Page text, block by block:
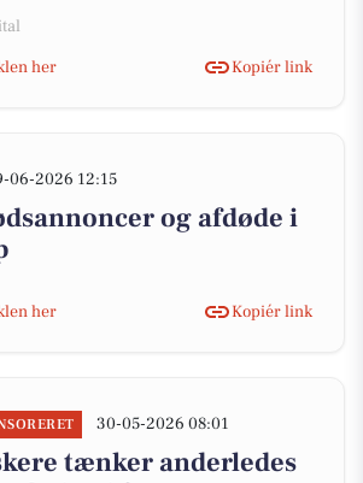
her
Kopiér link
06-2026 12:15
og afdøde i
her Kopiér link
30-05-2026 08:01
tænker anderledes